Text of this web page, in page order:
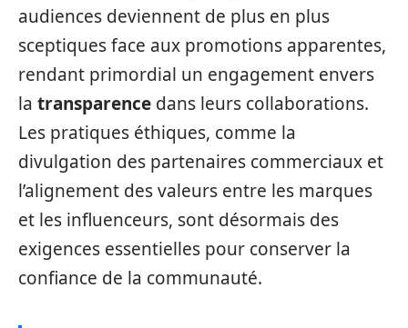
audiences deviennent de plus en plus
sceptiques face aux promotions apparentes,
rendant primordial un engagement envers
la transparence dans leurs collaborations.
Les pratiques éthiques, comme la
divulgation des partenaires commerciaux et
l’alignement des valeurs entre les marques
et les influenceurs, sont désormais des
exigences essentielles pour conserver la
confiance de la communauté.